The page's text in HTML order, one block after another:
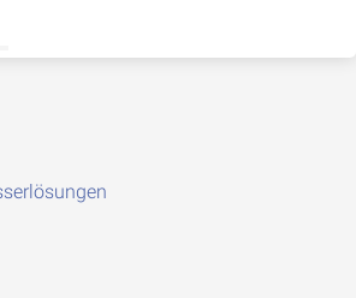
umschalten
für Ratgeber umschalten